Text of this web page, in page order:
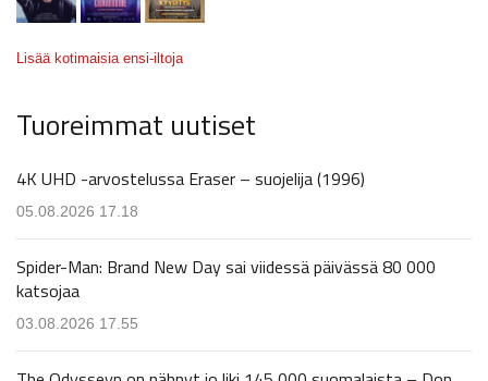
Lisää kotimaisia ensi-iltoja
Tuoreimmat uutiset
4K UHD -arvostelussa Eraser – suojelija (1996)
05.08.2026 17.18
Spider-Man: Brand New Day sai viidessä päivässä 80 000
katsojaa
03.08.2026 17.55